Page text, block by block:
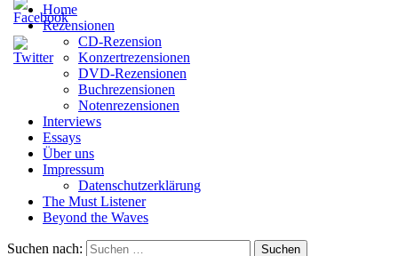
Home
Rezensionen
CD-Rezension
Konzertrezensionen
DVD-Rezensionen
Buchrezensionen
Notenrezensionen
Interviews
Essays
Über uns
Impressum
Datenschutzerklärung
The Must Listener
Beyond the Waves
Suchen nach: